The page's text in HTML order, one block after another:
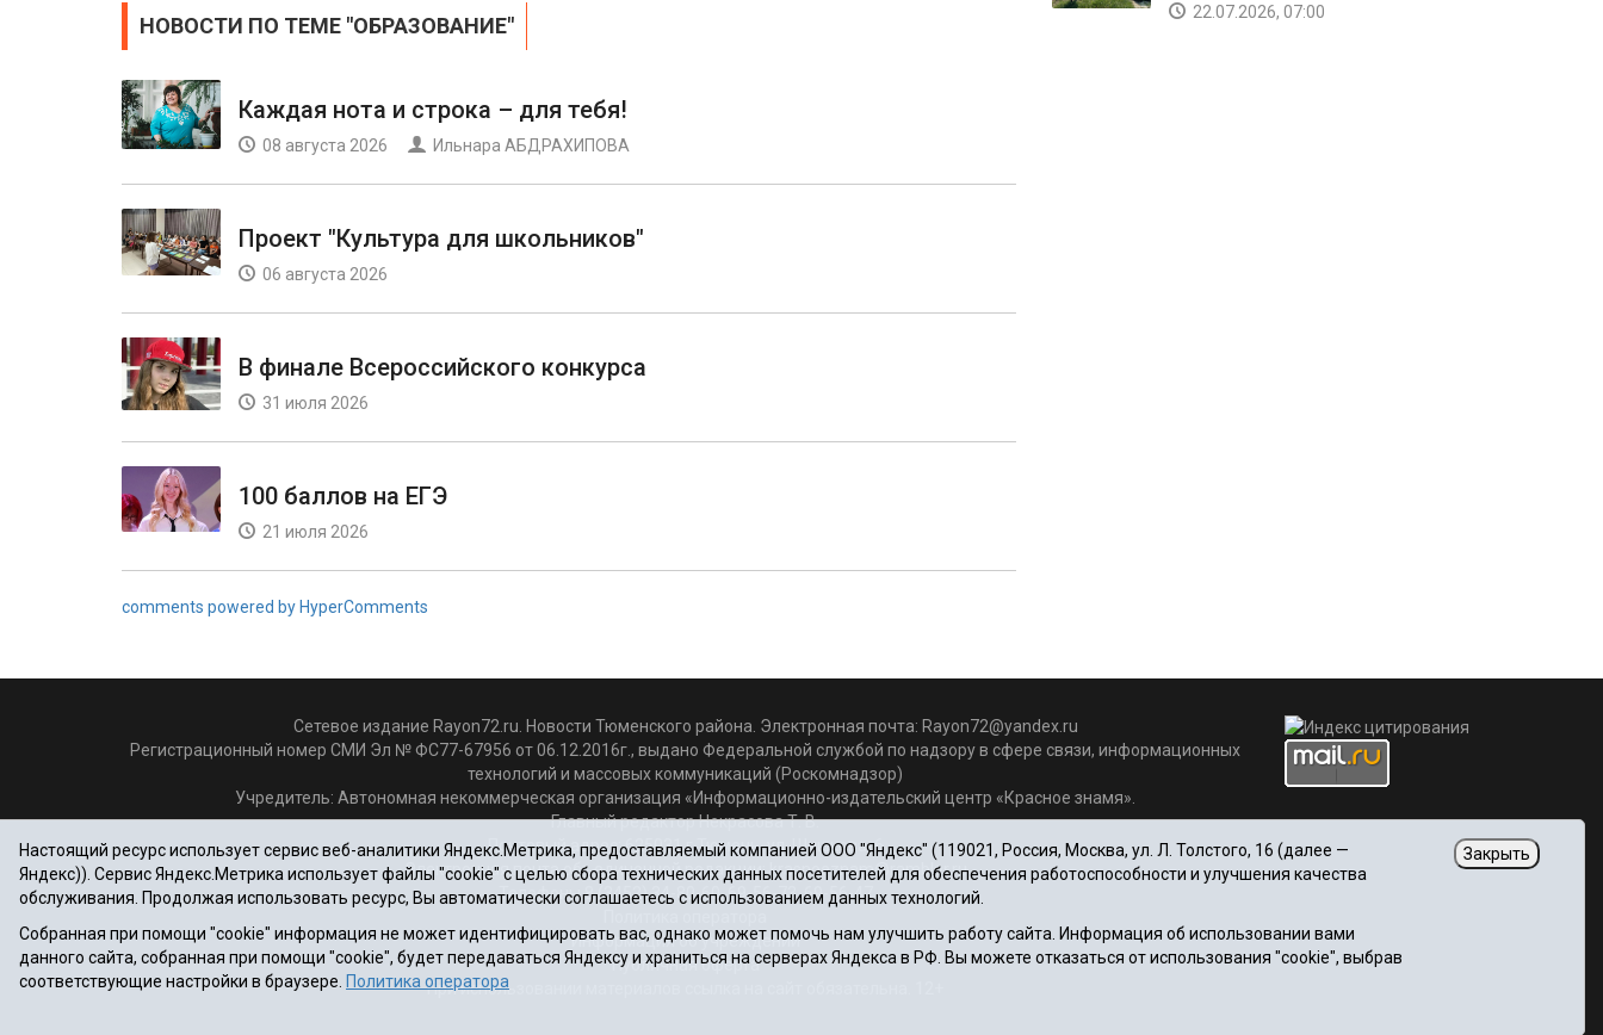
НОВОСТИ ПО ТЕМЕ "ОБРАЗОВАНИЕ"
Каждая нота и строка – для тебя!
08 августа 2026 Ильнара АБДРАХИПОВА
Проект "Культура для школьников"
06 августа 2026
В финале Всероссийского конкурса
31 июля 2026
100 баллов на ЕГЭ
21 июля 2026
comments powered by HyperComments
22.07.2026, 07:00
Сетевое издание Rayon72.ru. Новости Тюменского района. Электронная почта: Rayon72@yandex.ru
Регистрационный номер СМИ Эл № ФС77-67956 от 06.12.2016г., выдано Федеральной службой по надзору в сфере связи, информационных
технологий и массовых коммуникаций (Роскомнадзор)
Учредитель: Автономная некоммерческая организация «Информационно-издательский центр «Красное знамя».
Главный редактор Некрасова Т. В.
Почтовый адрес: 625031 г.Тюмень. ул. Шишкова, 6
Электронная почта объединенной редакции: krasnoeznam@rambler.ru
Телефоны 8 (3452) 34-80-60, 69-56-73, 69-56-47
Информация об учреждении
Публичная оферта
При использовании материалов ссылка на сайт обязательна. 12+
Настоящий ресурс использует сервис веб-аналитики Яндекс.Метрика, предоставляемый компанией ООО "Яндекс" (119021, Россия, Москва, ул. Л. Толстого, 16 (далее —
Яндекс)). Сервис Яндекс.Метрика использует файлы "cookie" с целью сбора технических данных посетителей для обеспечения работоспособности и улучшения качества
обслуживания. Продолжая использовать ресурс, Вы автоматически соглашаетесь с использованием данных технологий.
Собранная при помощи "cookie" информация не может идентифицировать вас, однако может помочь нам улучшить работу сайта. Информация об использовании вами
данного сайта, собранная при помощи "cookie", будет передаваться Яндексу и храниться на серверах Яндекса в РФ. Вы можете отказаться от использования "cookie", выбрав
соответствующие настройки в браузере. Политика оператора
Закрыть